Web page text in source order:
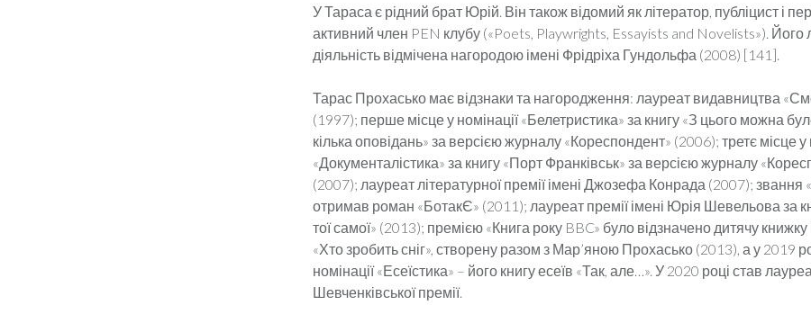
У Тараса є рідний брат Юрій. Він також відомий як літератор, публіцист і
активний член PEN клубу («Poets, Playwrights, Essayists and Novelists»). Його
діяльність відмічена нагородою імені Фрідріха Гундольфа (2008) [141].
Тарас Прохасько має відзнаки та нагородження: лауреат видавництва
(1997); перше місце у номінації «Белетристика» за книгу «З цього можна
кілька оповідань» за версією журналу «Кореспондент» (2006); третє місце у
«Документалістика» за книгу «Порт Франківськ» за версією журналу
(2007); лауреат літературної премії імені Джозефа Конрада (2007); звання
отримав роман «БотакЄ» (2011); лауреат премії імені Юрія Шевельова за
тої самої» (2013); премією «Книга року BBC» було відзначено дитячу
«Хто зробить сніг», створену разом з Мар’яною Прохасько (2013), а у 2019
номінації «Есеїстика» – його книгу есеїв «Так, але…». У 2020 році став
Шевченківської премії.